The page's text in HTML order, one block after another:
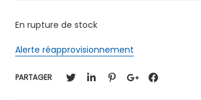
En rupture de stock
Alerte réapprovisionnement
PARTAGER